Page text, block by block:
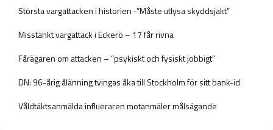
Största vargattacken i historien -”Måste utlysa skyddsjakt”
Misstänkt vargattack i Eckerö – 17 får rivna
Fårägaren om attacken – ”psykiskt och fysiskt jobbigt”
DN: 96-årig ålänning tvingas åka till Stockholm för sitt bank-id
Våldtäktsanmälda influeraren motanmäler målsägande